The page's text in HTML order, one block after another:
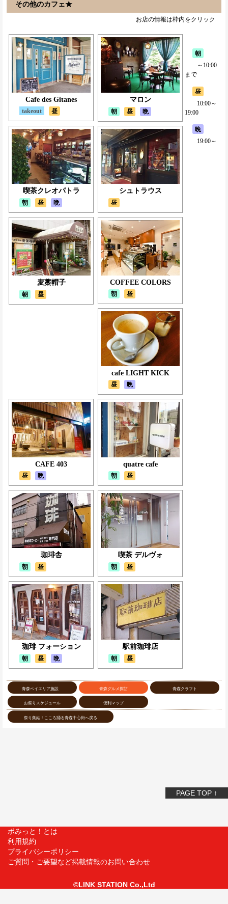
その他のカフェ★
お店の情報は枠内をクリック
Cafe des Gitanes
takeout 昼
マロン
朝 昼 晩
喫茶クレオパトラ
朝 昼 晩
シュトラウス
昼
麦藁帽子
朝 昼
COFFEE COLORS
朝 昼
cafe LIGHT KICK
昼 晩
CAFE 403
昼 晩
quatre cafe
朝 昼
珈琲舎
朝 昼
喫茶 デルヴォ
朝 昼
珈琲 フォーション
朝 昼 晩
駅前珈琲店
朝 昼
朝
～10:00
まで
昼
10:00～
19:00
晩
19:00～
青森ベイエリア施設 青森グルメ探訪 青森クラフト
お祭りスケジュール 便利マップ
祭り集結！こころ踊る青森中心街へ戻る
PAGE TOP ↑
ポみっと！とは
利用規約
プライバシーポリシー
ご質問・ご要望など掲載情報のお問い合わせ
©LINK STATION Co.,Ltd